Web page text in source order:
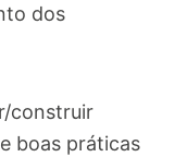
dos
construir
boas práticas